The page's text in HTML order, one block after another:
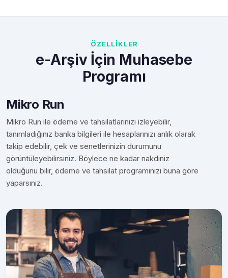
ÖZELLİKLER
e-Arşiv İçin Muhasebe
Programı
Mikro Run
Mikro Run ile ödeme ve tahsilatlarınızı izleyebilir,
tanımladığınız banka bilgileri ile hesaplarınızı anlık olarak
takip edebilir, çek ve senetlerinizin durumunu
görüntüleyebilirsiniz. Böylece ne kadar nakdiniz
olduğunu bilir, ödeme ve tahsilat programınızı buna göre
yaparsınız.